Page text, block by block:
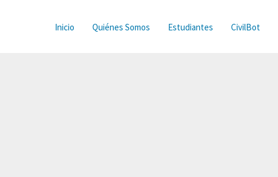
Inicio Quiénes Somos Estudiantes CivilBot